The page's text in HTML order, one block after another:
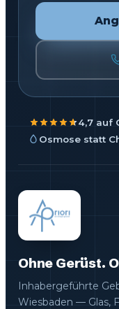
4,7 auf
Osmose statt
Ohne Gerüst.
Inhabergeführte
Wiesbaden — Glas,